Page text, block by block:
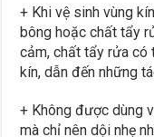
+ Khi vệ sinh vùng
bông hoặc chất tẩy
cảm, chất tẩy rửa có
kín, dẫn đến những
+ Không được dùng
mà chỉ nên dội nhẹ